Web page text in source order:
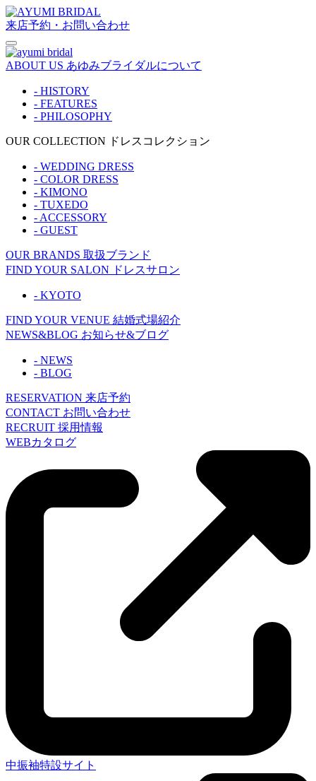
来店予約・お問い合わせ
ABOUT US あゆみブライダルについて
- HISTORY
- FEATURES
- PHILOSOPHY
OUR COLLECTION ドレスコレクション
- WEDDING DRESS
- COLOR DRESS
- KIMONO
- TUXEDO
- ACCESSORY
- GUEST
OUR BRANDS 取扱ブランド
FIND YOUR SALON ドレスサロン
- KYOTO
FIND YOUR VENUE 結婚式場紹介
NEWS&BLOG お知らせ&ブログ
- NEWS
- BLOG
RESERVATION 来店予約
CONTACT お問い合わせ
RECRUIT 採用情報
WEBカタログ
中振袖特設サイト